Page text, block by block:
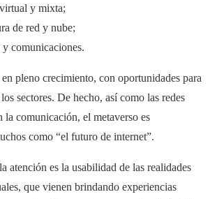
y mixta;
de red y nube;
comunicaciones.
en pleno crecimiento, con oportunidades para
sectores. De hecho, así como las redes
la comunicación, el metaverso es
como “el futuro de internet”.
atención es la usabilidad de las realidades
que vienen brindando experiencias